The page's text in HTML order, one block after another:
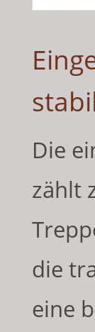
Die
zählt
die
eine